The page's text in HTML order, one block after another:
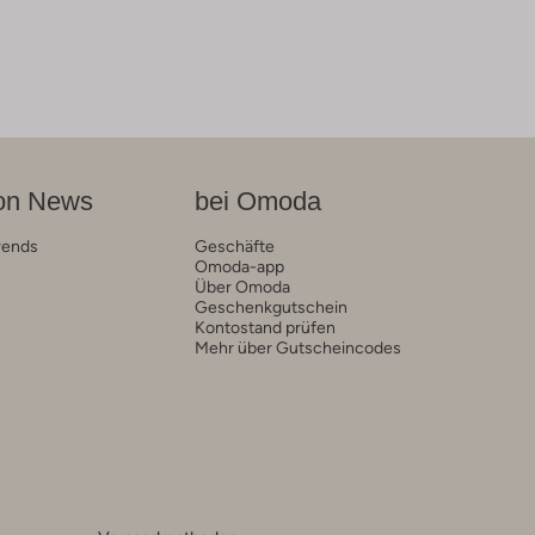
News bei Omoda
Geschäfte
Omoda-app
Über Omoda
Geschenkgutschein
Kontostand prüfen
Mehr über Gutscheincodes